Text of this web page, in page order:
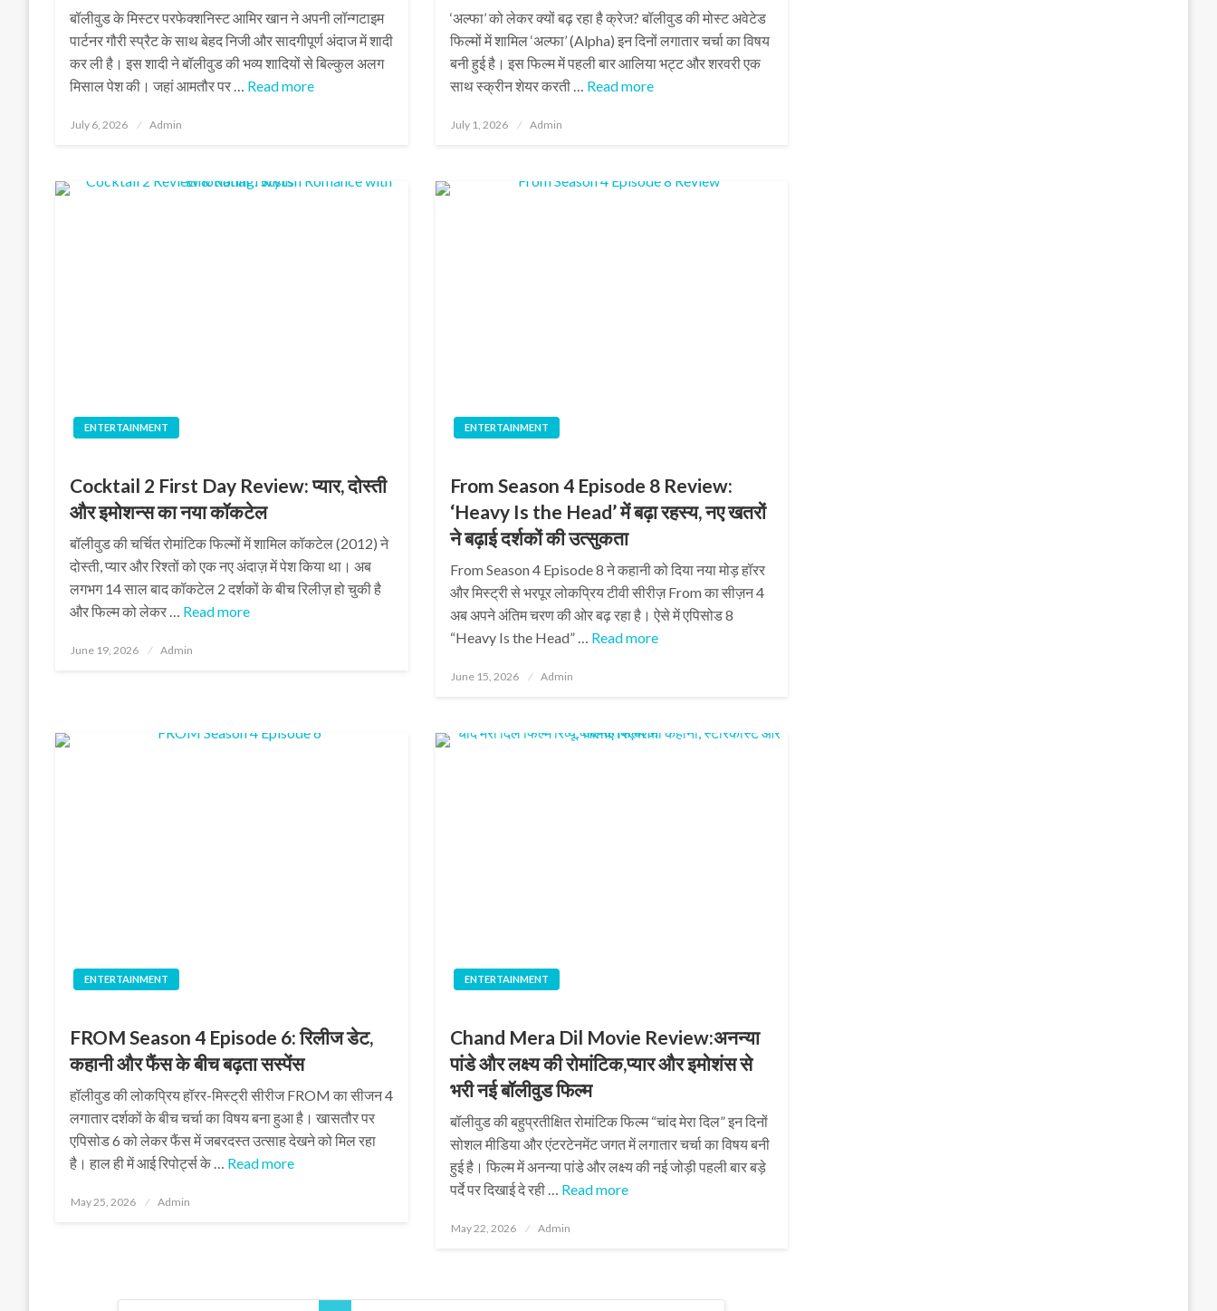
बॉलीवुड के मिस्टर परफेक्शनिस्ट आमिर खान ने अपनी लॉन्गटाइम
पार्टनर गौरी स्प्रैट के साथ बेहद निजी और सादगीपूर्ण अंदाज में शादी
कर ली है। इस शादी ने बॉलीवुड की भव्य शादियों से बिल्कुल अलग
मिसाल पेश की। जहां आमतौर पर … Read more
Posted
July 6, 2026 Admin
‘अल्फा’ को लेकर क्यों बढ़ रहा है क्रेज? बॉलीवुड की मोस्ट अवेटेड
फिल्मों में शामिल ‘अल्फा’ (Alpha) इन दिनों लगातार चर्चा का विषय
बनी हुई है। इस फिल्म में पहली बार आलिया भट्ट और शरवरी एक
साथ स्क्रीन शेयर करती … Read more
Posted
July 1, 2026 Admin
ENTERTAINMENT
Cocktail 2 First Day Review: प्यार, दोस्ती
और इमोशन्स का नया कॉकटेल
बॉलीवुड की चर्चित रोमांटिक फिल्मों में शामिल कॉकटेल (2012) ने
दोस्ती, प्यार और रिश्तों को एक नए अंदाज़ में पेश किया था। अब
लगभग 14 साल बाद कॉकटेल 2 दर्शकों के बीच रिलीज़ हो चुकी है
और फिल्म को लेकर … Read more
Posted
June 19, 2026 Admin
ENTERTAINMENT
From Season 4 Episode 8 Review:
‘Heavy Is the Head’ में बढ़ा रहस्य, नए खतरों
ने बढ़ाई दर्शकों की उत्सुकता
From Season 4 Episode 8 ने कहानी को दिया नया मोड़ हॉरर
और मिस्ट्री से भरपूर लोकप्रिय टीवी सीरीज़ From का सीज़न 4
अब अपने अंतिम चरण की ओर बढ़ रहा है। ऐसे में एपिसोड 8
“Heavy Is the Head” … Read more
Posted
June 15, 2026 Admin
ENTERTAINMENT
FROM Season 4 Episode 6: रिलीज डेट,
कहानी और फैंस के बीच बढ़ता सस्पेंस
हॉलीवुड की लोकप्रिय हॉरर-मिस्ट्री सीरीज FROM का सीजन 4
लगातार दर्शकों के बीच चर्चा का विषय बना हुआ है। खासतौर पर
एपिसोड 6 को लेकर फैंस में जबरदस्त उत्साह देखने को मिल रहा
है। हाल ही में आई रिपोर्ट्स के … Read more
Posted
May 25, 2026 Admin
ENTERTAINMENT
Chand Mera Dil Movie Review:अनन्या
पांडे और लक्ष्य की रोमांटिक,प्यार और इमोशंस से
भरी नई बॉलीवुड फिल्म
बॉलीवुड की बहुप्रतीक्षित रोमांटिक फिल्म “चांद मेरा दिल” इन दिनों
सोशल मीडिया और एंटरटेनमेंट जगत में लगातार चर्चा का विषय बनी
हुई है। फिल्म में अनन्या पांडे और लक्ष्य की नई जोड़ी पहली बार बड़े
पर्दे पर दिखाई दे रही … Read more
Posted
May 22, 2026 Admin